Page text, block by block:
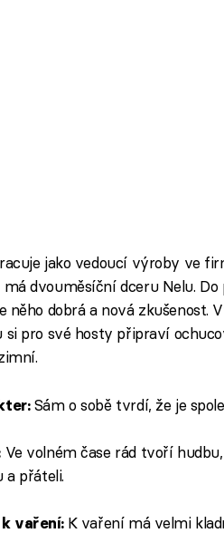
jako vedoucí výroby ve
má dvouměsíční dceru Nelu.
něho dobrá a nová zkušenost.
si pro své hosty připraví
Sám o sobě tvrdí, že je
Ve volném čase rád tvoří
a přáteli.
vaření: K vaření má velmi